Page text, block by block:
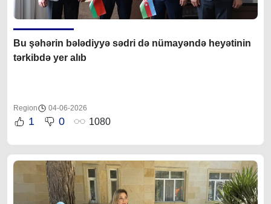
Bu şəhərin bələdiyyə sədri də nümayəndə heyətinin
tərkibdə yer alıb
Region 04-06-2026
1 0 1080